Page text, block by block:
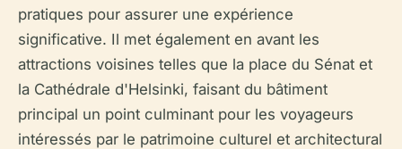
pratiques pour assurer une expérience
significative. Il met également en avant les
attractions voisines telles que la place du Sénat et
la Cathédrale d'Helsinki, faisant du bâtiment
principal un point culminant pour les voyageurs
intéressés par le patrimoine culturel et architectural